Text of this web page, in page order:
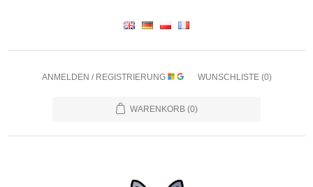
ANMELDEN / REGISTRIERUNG WUNSCHLISTE (0)
WARENKORB (0)